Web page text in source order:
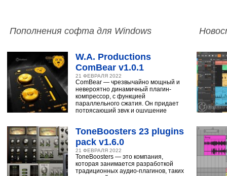
Пополнения софта для Windows
W.A. Productions
ComBear v1.0.1
21 ФЕВРАЛЯ 2022
ComBear — чрезвычайно мощный и
невероятно динамичный плагин-
компрессор, с функцией
параллельного сжатия. Он придает
потрясающий звук и ощущение
ToneBoosters 23 plugins
pack v1.6.0
21 ФЕВРАЛЯ 2022
ToneBoosters — это компания,
которая занимается разработкой
традиционных аудио-плагинов, таких